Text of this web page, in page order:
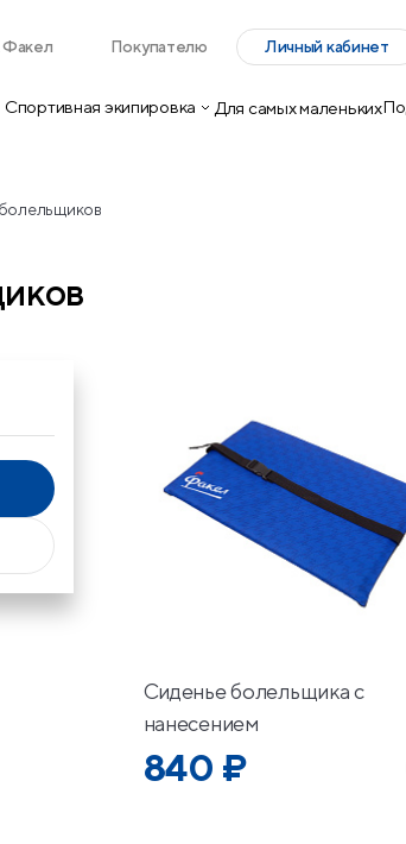
Покупателю Личный кабинет
Спортивная экипировка Для самых маленьких
Сиденье болельщика с
нанесением
840 ₽